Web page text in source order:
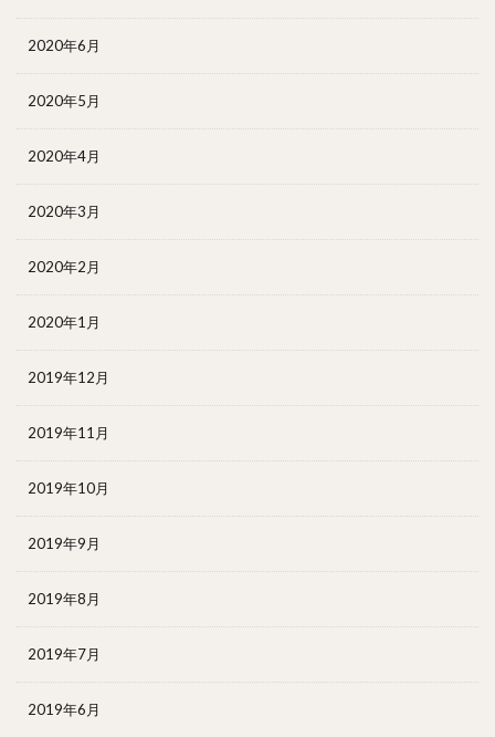
2020年6月
2020年5月
2020年4月
2020年3月
2020年2月
2020年1月
2019年12月
2019年11月
2019年10月
2019年9月
2019年8月
2019年7月
2019年6月